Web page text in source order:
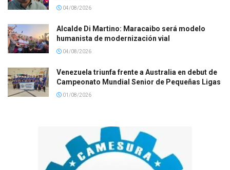
04/08/2026
Alcalde Di Martino: Maracaibo será modelo
humanista de modernización vial
04/08/2026
Venezuela triunfa frente a Australia en debut de
Campeonato Mundial Senior de Pequeñas Ligas
01/08/2026